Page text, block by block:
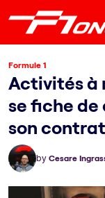
Formule 1
Activités à
se fiche
son contrat
by Cesare